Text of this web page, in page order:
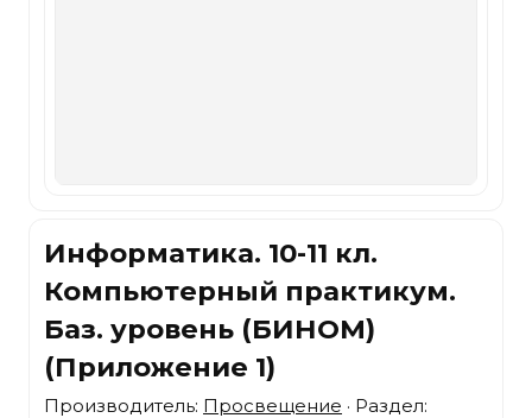
Информатика. 10-11 кл.
Компьютерный практикум.
Баз. уровень (БИНОМ)
(Приложение 1)
Производитель: Просвещение · Раздел: